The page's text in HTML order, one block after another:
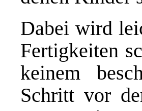
Dabei wird
Fertigkeiten
keinem
Schritt vor